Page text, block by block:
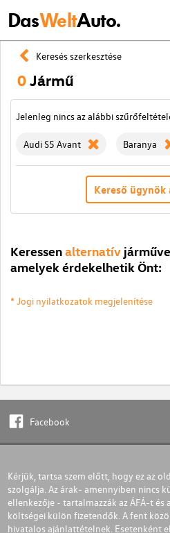
DasWeltAuto.
Keresés szerkesztése
0Jármű
Jelenleg nincs az alábbi
Audi S5 Avant Baranya
Kereső ügynök
Keressenalternatív
amelyek érdekelhetik Önt:
* Jogi nyilatkozatok megjelenítése
Facebook
Kérjük, tartsa szem előtt, hogy ez az
szolgálja. Az árak- amennyiben nincs
ellenkezője - tartalmazzák az ÁFÁ-t és
költségei külön fizetendők. A fent
hivatalos ajánlattételnek. Esetenként